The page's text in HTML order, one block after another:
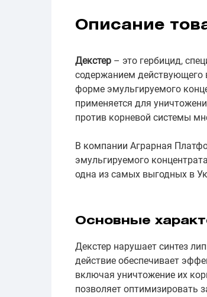
Описание
Декстер – это гербицид,
содержанием действующего
форме эмульгируемого
применяется для
против корневой системы
В компании Аграрная
эмульгируемого
одна из самых выгодных в
Основные
Декстер нарушает синтез
действие обеспечивает
включая уничтожение их
позволяет оптимизировать